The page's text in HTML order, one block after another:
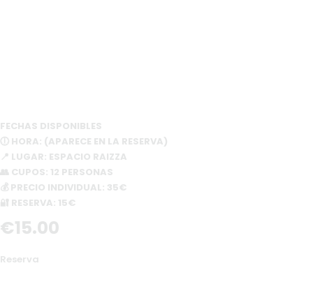
€15.00
FECHAS DISPONIBLES
🕕 HORA: (APARECE EN LA RESERVA)
📍 LUGAR: ESPACIO RAIZZA
👥 CUPOS: 12 PERSONAS
💰 PRECIO INDIVIDUAL: 35€
🔐 RESERVA: 15€
Reserva